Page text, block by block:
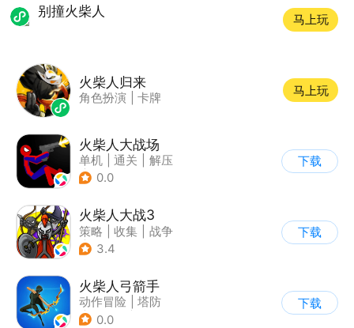
别撞火柴人
马上玩
火柴人归来
角色扮演 卡牌
马上玩
火柴人大战场
单机 通关
解压
| 火柴人
0.0
下载
火柴人大战3
策略 收集
战争
| 火柴人
3.4
下载
火柴人弓箭手
动作冒险
塔防
| 火柴人
0.0
下载